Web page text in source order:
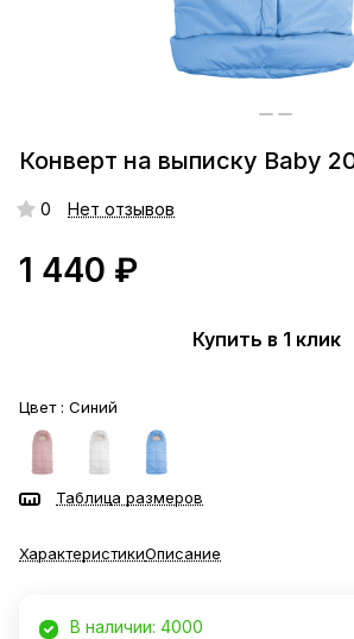
Конверт на выписку Baby
0 Нет отзывов
1 440 ₽
Купить в 1 клик
Цвет : Синий
Таблица размеров
ХарактеристикиОписание
В наличии: 4000